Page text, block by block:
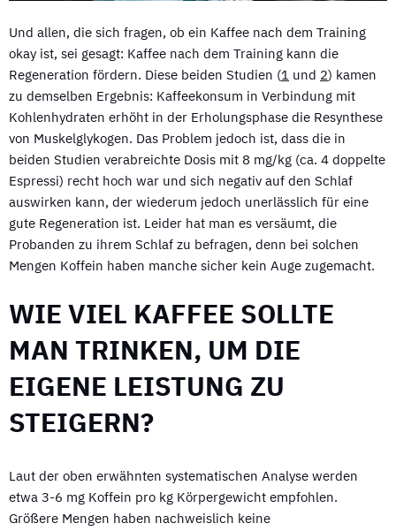
Und allen, die sich fragen, ob ein Kaffee nach dem Training
okay ist, sei gesagt: Kaffee nach dem Training kann die
Regeneration fördern. Diese beiden Studien (1 und 2) kamen
zu demselben Ergebnis: Kaffeekonsum in Verbindung mit
Kohlenhydraten erhöht in der Erholungsphase die Resynthese
von Muskelglykogen. Das Problem jedoch ist, dass die in
beiden Studien verabreichte Dosis mit 8 mg/kg (ca. 4 doppelte
Espressi) recht hoch war und sich negativ auf den Schlaf
auswirken kann, der wiederum jedoch unerlässlich für eine
gute Regeneration ist. Leider hat man es versäumt, die
Probanden zu ihrem Schlaf zu befragen, denn bei solchen
Mengen Koffein haben manche sicher kein Auge zugemacht.
WIE VIEL KAFFEE SOLLTE
MAN TRINKEN, UM DIE
EIGENE LEISTUNG ZU
STEIGERN?
Laut der oben erwähnten systematischen Analyse werden
etwa 3-6 mg Koffein pro kg Körpergewicht empfohlen.
Größere Mengen haben nachweislich keine